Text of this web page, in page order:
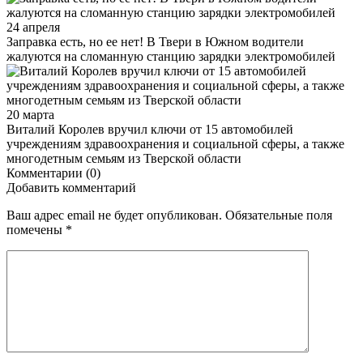
24 апреля
Заправка есть, но ее нет! В Твери в Южном водители
жалуются на сломанную станцию зарядки электромобилей
20 марта
Виталий Королев вручил ключи от 15 автомобилей
учреждениям здравоохранения и социальной сферы, а также
многодетным семьям из Тверской области
Комментарии (0)
Добавить комментарий
Ваш адрес email не будет опубликован. Обязательные поля
помечены *